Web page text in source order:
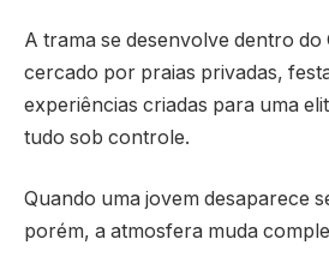
A trama se desenvolve dentro do
cercado por praias privadas,
experiências criadas para uma
tudo sob controle.
Quando uma jovem desaparece
porém, a atmosfera muda